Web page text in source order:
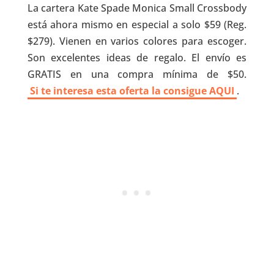
La cartera Kate Spade Monica Small Crossbody
está ahora mismo en especial a solo $59 (Reg.
$279). Vienen en varios colores para escoger.
Son excelentes ideas de regalo. El envío es
GRATIS en una compra mínima de $50.
Si te interesa esta oferta la consigue AQUI .